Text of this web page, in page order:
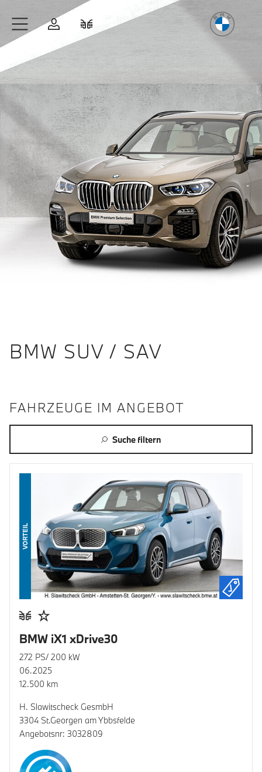
Zum Hauptinhalt springen
AnmeldenFahrzeugvergleich
Freude
BMW SUV / SAV
FAHRZEUGE IM ANGEBOT
Suche filtern
VORTEIL
BMW iX1 xDrive30
272 PS/ 200 kW
06.2025
12.500 km
H. Slawitscheck GesmbH
3304 St.Georgen am Ybbsfelde
Angebotsnr: 3032809